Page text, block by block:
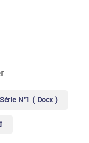
Série N°1 ( Docx )